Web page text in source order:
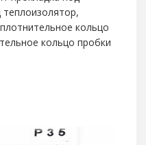
кольцо
кольцо пробки